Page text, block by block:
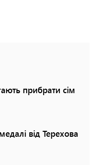
прибрати сім
від Терехова